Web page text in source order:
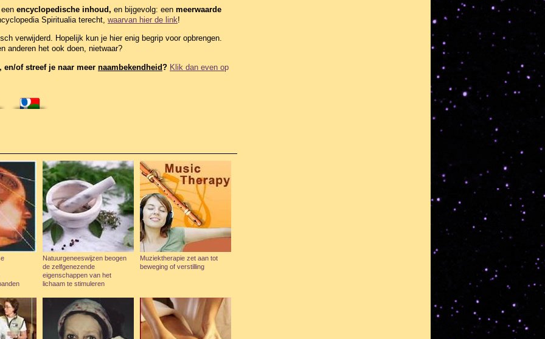
een encyclopedische inhoud, en bijgevolg: een meerwaarde
Spiritualia terecht, waarvan hier de link!
verwijderd. Hopelijk kun je hier enig begrip voor opbrengen.
anderen het ook doen, nietwaar?
en/of streef je naar meer naambekendheid? Klik dan even op
Natuurgeneeswijzen beogen
de zelfgenezende
eigenschappen van het
lichaam te stimuleren
Muziektherapie zet aan tot
beweging of verstilling